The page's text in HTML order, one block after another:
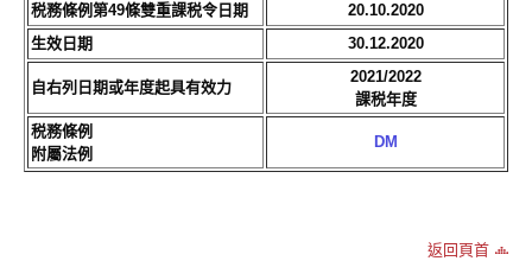
税務條例第49條雙重課税令日期
20.10.2020
生效日期
30.12.2020
自右列日期或年度起具有效力
2021/2022
課税年度
税務條例
附屬法例
DM
返回頁首